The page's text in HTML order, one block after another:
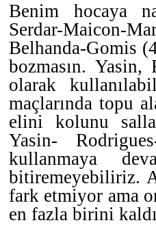
Benim hocaya
Serdar-Maicon-
Belhanda-Gomis
bozmasın. Yasin,
olarak
maçlarında topu
elini kolunu
Yasin-
kullanmaya
bitiremeyebiliriz.
fark etmiyor ama
en fazla birini